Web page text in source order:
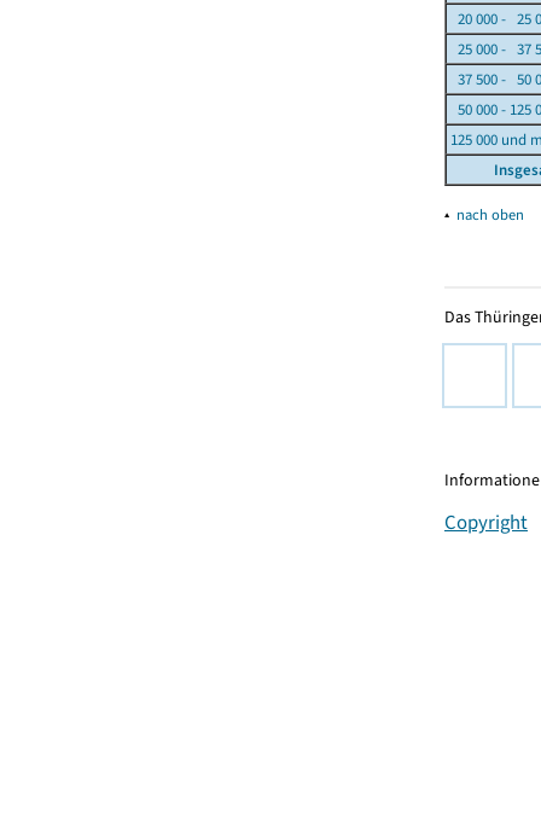
20 000 - 25
25 000 - 37
37 500 - 50
50 000 - 125
125 000 und
▴ nach oben
Das
Copyright